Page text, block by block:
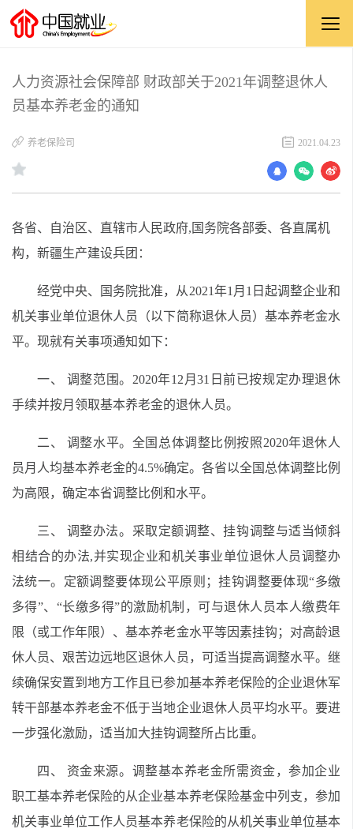
人力资源社会保障部 财政部关于2021年调整退休人
员基本养老金的通知
养老保险司 2021.04.23
各省、自治区、直辖市人民政府,国务院各部委、各直属机
构，新疆生产建设兵团：
经党中央、国务院批准，从2021年1月1日起调整企业和
机关事业单位退休人员（以下简称退休人员）基本养老金水
平。现就有关事项通知如下：
一、 调整范围。2020年12月31日前已按规定办理退休
手续并按月领取基本养老金的退休人员。
二、 调整水平。全国总体调整比例按照2020年退休人
员月人均基本养老金的4.5%确定。各省以全国总体调整比例
为高限，确定本省调整比例和水平。
三、 调整办法。采取定额调整、挂钩调整与适当倾斜
相结合的办法,并实现企业和机关事业单位退休人员调整办
法统一。定额调整要体现公平原则；挂钩调整要体现“多缴
多得”、“长缴多得”的激励机制，可与退休人员本人缴费年
限（或工作年限）、基本养老金水平等因素挂钩；对高龄退
休人员、艰苦边远地区退休人员，可适当提高调整水平。继
续确保安置到地方工作且已参加基本养老保险的企业退休军
转干部基本养老金不低于当地企业退休人员平均水平。要进
一步强化激励，适当加大挂钩调整所占比重。
四、 资金来源。调整基本养老金所需资金，参加企业
职工基本养老保险的从企业基本养老保险基金中列支，参加
机关事业单位工作人员基本养老保险的从机关事业单位基本